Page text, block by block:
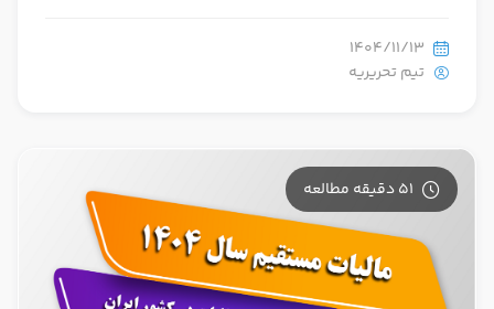
1404/11/13
تیم تحریریه
51 دقیقه مطالعه